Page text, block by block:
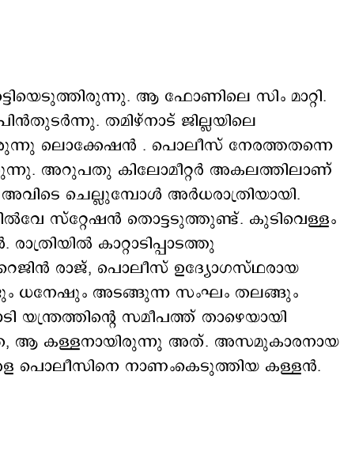
ആ ഫോണിലെ സിം മാറ്റി.
തമിഴ്നാട് ജില്ലയിലെ
ലൊക്കേഷന്‍ . പൊലീസ് നേരത്തതന്നെ
അറുപതു കിലോമീറ്റര്‍ അകലത്തിലാണ്
ചെല്ലുമ്പോള്‍ അര്‍ധരാത്രിയായി.
സ്റ്റേഷന്‍ തൊട്ടടുത്തുണ്ട്. കുടിവെള്ളം
കാറ്റാടിപ്പാടത്തു
രാജ്, പൊലീസ് ഉദ്യോഗസ്ഥരായ
ധനേഷും അടങ്ങുന്ന സംഘം തലങ്ങും
യന്ത്രത്തിന്‍റെ സമീപത്ത് താഴെയായി
ആ കള്ളനായിരുന്നു അത്. അസമുകാരനായ
പൊലീസിനെ നാണംകെടുത്തിയ കള്ളന്‍.